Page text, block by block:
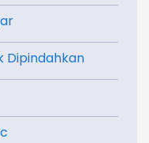
Dipindahkan